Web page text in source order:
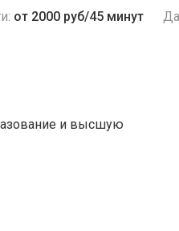
от 2000 руб/45 минут
и высшую